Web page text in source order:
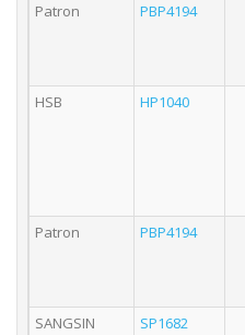
Patron
PBP4194
HSB
HP1040
Patron
PBP4194
SANGSIN
SP1682